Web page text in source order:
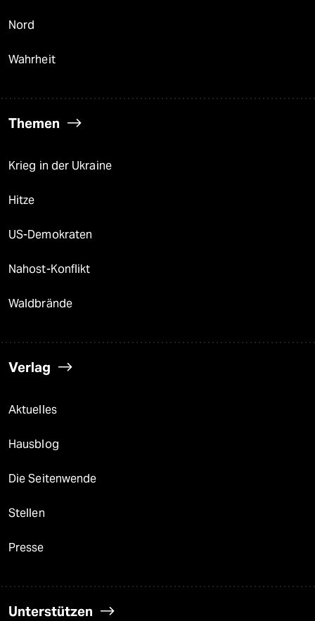
Nord
Wahrheit
Themen
Krieg in der Ukraine
Hitze
US-Demokraten
Nahost-Konflikt
Waldbrände
Verlag
Aktuelles
Hausblog
Die Seitenwende
Stellen
Presse
Unterstützen